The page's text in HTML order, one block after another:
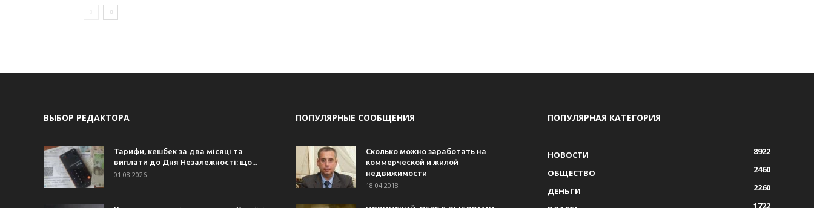
ВЫБОР РЕДАКТОРА
Тарифи, кешбек за два місяці та
виплати до Дня Незалежності: що...
01.08.2026
ПОПУЛЯРНЫЕ СООБЩЕНИЯ
Сколько можно заработать на
коммерческой и жилой
недвижимости
18.04.2018
ПОПУЛЯРНАЯ КАТЕГОРИЯ
НОВОСТИ
8922
ОБЩЕСТВО
2460
ДЕНЬГИ
2260
1722